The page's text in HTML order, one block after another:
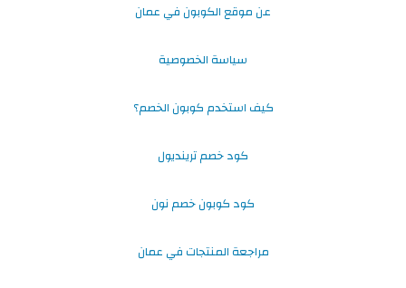
عن موقع الكوبون في عمان
سياسة الخصوصية
كيف استخدم كوبون الخصم؟
كود خصم ترينديول
كود كوبون خصم نون
مراجعة المنتجات في عمان